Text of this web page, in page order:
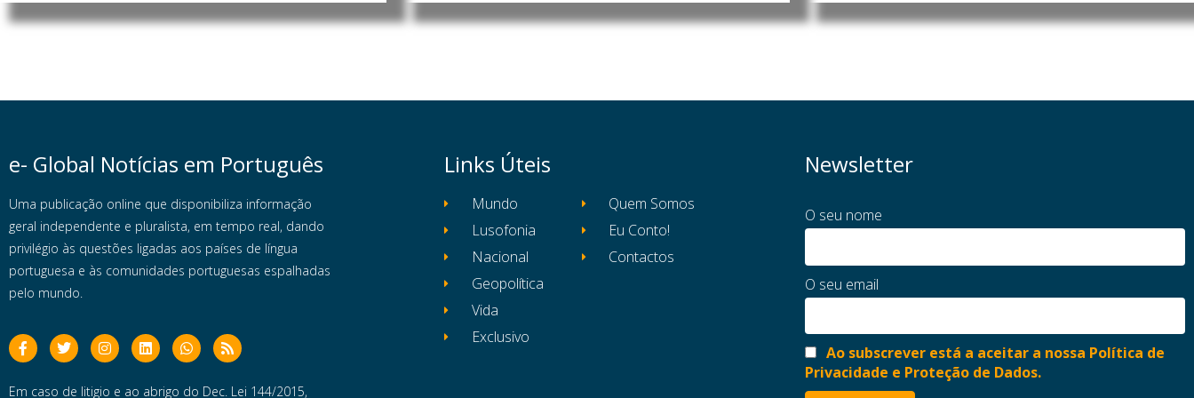
e- Global Notícias em Português
Uma publicação online que disponibiliza informação
geral independente e pluralista, em tempo real, dando
privilégio às questões ligadas aos países de língua
portuguesa e às comunidades portuguesas espalhadas
pelo mundo.
Em caso de litigio e ao abrigo do Dec. Lei 144/2015,
Links Úteis
Mundo
Lusofonia
Nacional
Geopolítica
Vida
Exclusivo
Quem Somos
Eu Conto!
Contactos
Newsletter
O seu nome
O seu email
Ao subscrever está a aceitar a nossa Política de
Privacidade e Proteção de Dados.